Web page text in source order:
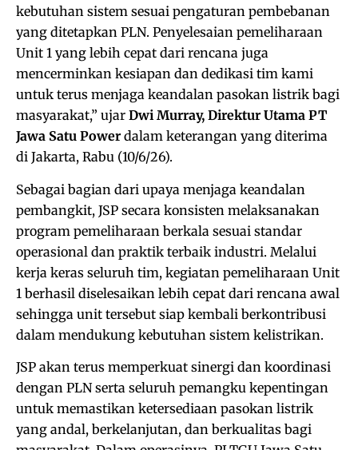
kebutuhan sistem sesuai pengaturan pembebanan
yang ditetapkan PLN. Penyelesaian pemeliharaan
Unit 1 yang lebih cepat dari rencana juga
mencerminkan kesiapan dan dedikasi tim kami
untuk terus menjaga keandalan pasokan listrik bagi
masyarakat,” ujar Dwi Murray, Direktur Utama PT
Jawa Satu Powerdalam keterangan yang diterima
di Jakarta, Rabu (10/6/26).
Sebagai bagian dari upaya menjaga keandalan
pembangkit, JSP secara konsisten melaksanakan
program pemeliharaan berkala sesuai standar
operasional dan praktik terbaik industri. Melalui
kerja keras seluruh tim, kegiatan pemeliharaan Unit
1 berhasil diselesaikan lebih cepat dari rencana awal
sehingga unit tersebut siap kembali berkontribusi
dalam mendukung kebutuhan sistem kelistrikan.
JSP akan terus memperkuat sinergi dan koordinasi
dengan PLN serta seluruh pemangku kepentingan
untuk memastikan ketersediaan pasokan listrik
yang andal, berkelanjutan, dan berkualitas bagi